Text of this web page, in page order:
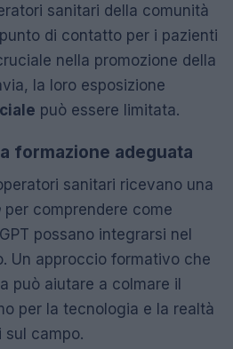
sanitari della comunità
di contatto per i pazienti
nella promozione della
la loro esposizione
può essere limitata.
formazione adeguata
sanitari ricevano una
per comprendere come
possano integrarsi nel
Un approccio formativo che
può aiutare a colmare il
per la tecnologia e la realtà
sul campo.